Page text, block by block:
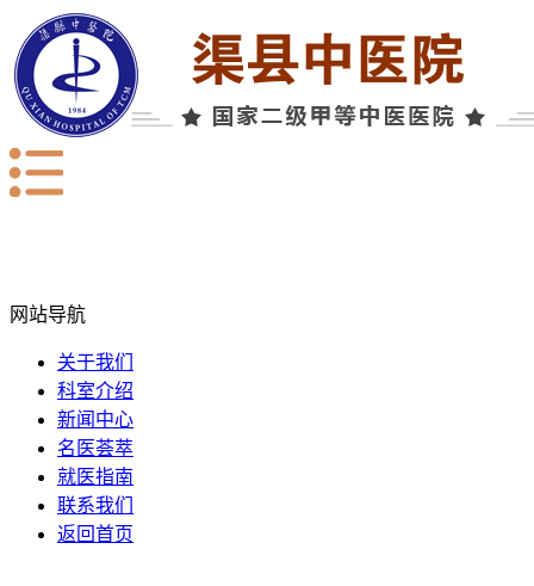
网站导航
关于我们
科室介绍
新闻中心
名医荟萃
就医指南
联系我们
返回首页